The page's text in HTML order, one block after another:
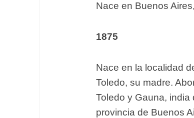
Nace en Buenos
1875
Nace en la localidad
Toledo, su madre.
Toledo y Gauna,
provincia de Buenos